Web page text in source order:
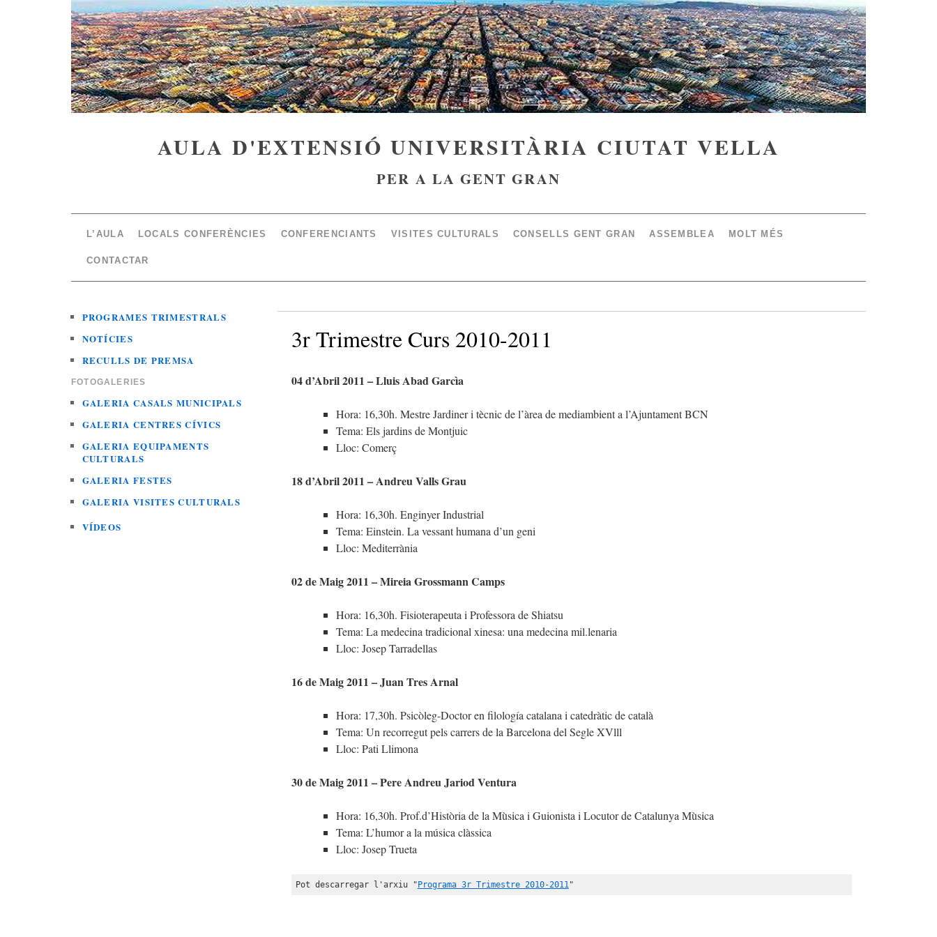
AULA D'EXTENSIÓ UNIVERSITÀRIA CIUTAT VELLA
PER A LA GENT GRAN
L’AULA LOCALS CONFERÈNCIES CONFERENCIANTS VISITES CULTURALS CONSELLS GENT GRAN ASSEMBLEA MOLT MÉS
CONTACTAR
3r Trimestre Curs 2010-2011
04 d’Abril 2011 – Lluis Abad Garcìa
Hora: 16,30h. Mestre Jardiner i tècnic de l’àrea de mediambient a l’Ajuntament BCN
Tema: Els jardins de Montjuic
Lloc: Comerç
18 d’Abril 2011 – Andreu Valls Grau
Hora: 16,30h. Enginyer Industrial
Tema: Einstein. La vessant humana d’un geni
Lloc: Mediterrània
02 de Maig 2011 – Mireia Grossmann Camps
Hora: 16,30h. Fisioterapeuta i Professora de Shiatsu
Tema: La medecina tradicional xinesa: una medecina mil.lenaria
Lloc: Josep Tarradellas
16 de Maig 2011 – Juan Tres Arnal
Hora: 17,30h. Psicòleg-Doctor en filología catalana i catedràtic de català
Tema: Un recorregut pels carrers de la Barcelona del Segle XVlll
Lloc: Pati Llimona
30 de Maig 2011 – Pere Andreu Jariod Ventura
Hora: 16,30h. Prof.d’Història de la Mùsica i Guionista i Locutor de Catalunya Mùsica
Tema: L’humor a la música clàssica
Lloc: Josep Trueta
Pot descarregar l'arxiu " Programa 3r Trimestre 2010-2011"
PROGRAMES TRIMESTRALS
NOTÍCIES
RECULLS DE PREMSA
FOTOGALERIES
GALERIA CASALS MUNICIPALS
GALERIA CENTRES CÍVICS
GALERIA EQUIPAMENTS
CULTURALS
GALERIA FESTES
GALERIA VISITES CULTURALS
VÍDEOS